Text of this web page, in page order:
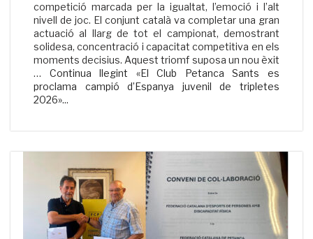
competició marcada per la igualtat, l’emoció i l’alt
nivell de joc. El conjunt català va completar una gran
actuació al llarg de tot el campionat, demostrant
solidesa, concentració i capacitat competitiva en els
moments decisius. Aquest triomf suposa un nou èxit
… Continua llegint «El Club Petanca Sants es
proclama campió d’Espanya juvenil de tripletes
2026»...